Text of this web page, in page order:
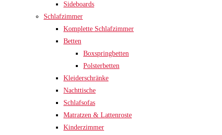
Sideboards
Schlafzimmer
Komplette Schlafzimmer
Betten
Boxspringbetten
Polsterbetten
Kleiderschränke
Nachttische
Schlafsofas
Matratzen & Lattenroste
Kinderzimmer